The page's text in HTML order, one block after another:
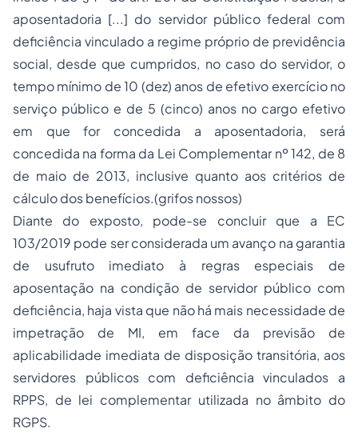
aposentadoria [...] do servidor público federal com
deficiência vinculado a regime próprio de previdência
social, desde que cumpridos, no caso do servidor, o
tempo mínimo de 10 (dez) anos de efetivo exercício no
serviço público e de 5 (cinco) anos no cargo efetivo
em que for concedida a aposentadoria, será
concedida na forma da Lei Complementar nº 142, de 8
de maio de 2013, inclusive quanto aos critérios de
cálculo dos benefícios.(grifos nossos)
Diante do exposto, pode-se concluir que a EC
103/2019 pode ser considerada um avanço na garantia
de usufruto imediato à regras especiais de
aposentação na condição de servidor público com
deficiência, haja vista que não há mais necessidade de
impetração de MI, em face da previsão de
aplicabilidade imediata de disposição transitória, aos
servidores públicos com deficiência vinculados a
RPPS, de lei complementar utilizada no âmbito do
RGPS.